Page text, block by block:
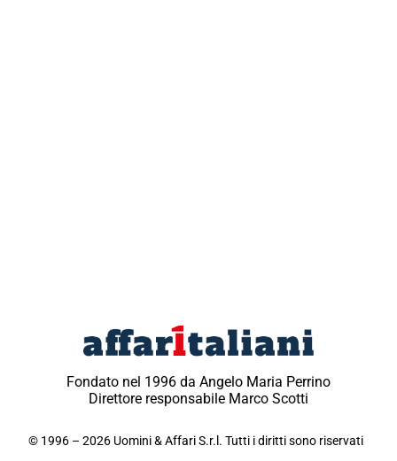
Fondato nel 1996 da Angelo Maria Perrino
Direttore responsabile Marco Scotti
© 1996 – 2026 Uomini & Affari S.r.l. Tutti i diritti sono riservati